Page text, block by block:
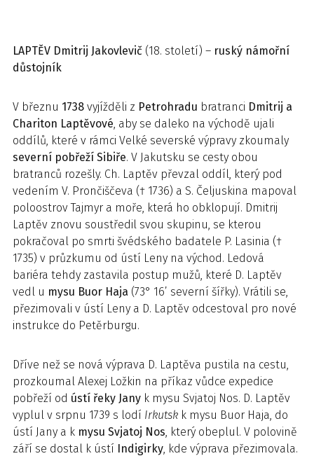
LAPTĚV Dmitrij Jakovlevič (18. století) – ruský námořní
důstojník
V březnu 1738 vyjížděli z Petrohradu bratranci Dmitrij a
Chariton Laptěvové, aby se daleko na východě ujali
oddílů, které v rámci Velké severské výpravy zkoumaly
severní pobřeží Sibiře. V Jakutsku se cesty obou
bratranců rozešly. Ch. Laptěv převzal oddíl, který pod
vedením V. Prončiščeva († 1736) a S. Čeljuskina mapoval
poloostrov Tajmyr a moře, která ho obklopují. Dmitrij
Laptěv znovu soustředil svou skupinu, se kterou
pokračoval po smrti švédského badatele P. Lasinia (†
1735) v průzkumu od ústí Leny na východ. Ledová
bariéra tehdy zastavila postup mužů, které D. Laptěv
vedl u mysu Buor Haja (73° 16’ severní šířky). Vrátili se,
přezimovali v ústí Leny a D. Laptěv odcestoval pro nové
instrukce do Petěrburgu.
Dříve než se nová výprava D. Laptěva pustila na cestu,
prozkoumal Alexej Ložkin na příkaz vůdce expedice
pobřeží od ústí řeky Jany k mysu Svjatoj Nos. D. Laptěv
vyplul v srpnu 1739 s lodí Irkutsk k mysu Buor Haja, do
ústí Jany a k mysu Svjatoj Nos, který obeplul. V polovině
září se dostal k ústí Indigirky, kde výprava přezimovala.